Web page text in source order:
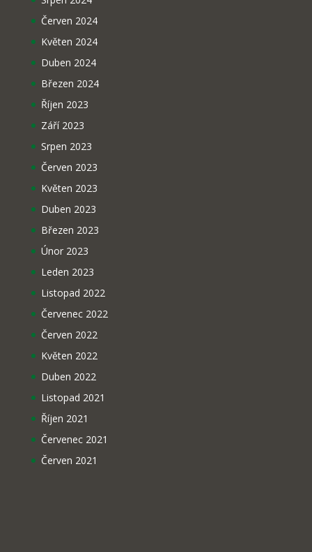
Červen 2024
Květen 2024
Duben 2024
Březen 2024
Říjen 2023
Září 2023
Srpen 2023
Červen 2023
Květen 2023
Duben 2023
Březen 2023
Únor 2023
Leden 2023
Listopad 2022
Červenec 2022
Červen 2022
Květen 2022
Duben 2022
Listopad 2021
Říjen 2021
Červenec 2021
Červen 2021